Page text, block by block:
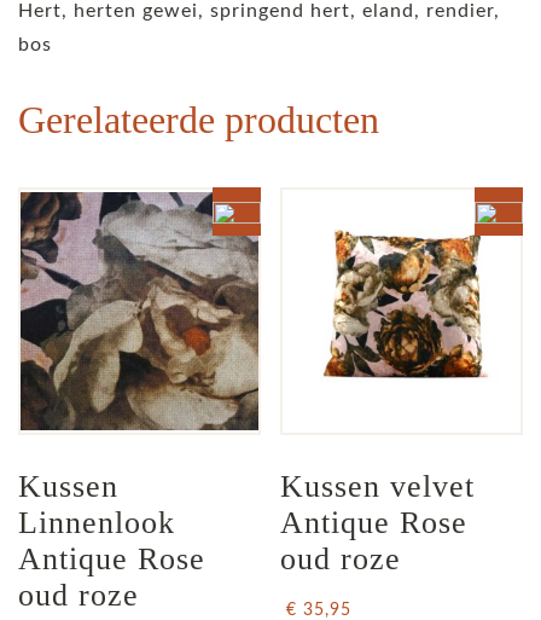
Hert, herten gewei, springend hert, eland, rendier,
bos
Gerelateerde producten
Kussen
Linnenlook
Antique Rose
oud roze
Kussen velvet
Antique Rose
oud roze
€ 35,95